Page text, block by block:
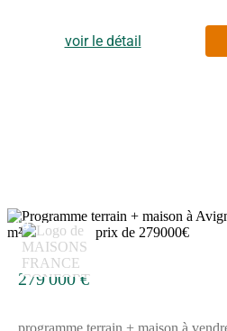
convoité, ce terrain idéalement situé
commerces. Il y a des
moins de 10 minutes à pied, deux
terrain, sur les démarches à suivre
Maisons France Confort Le Pontet
accompagner à toutes les étapes de
voir le détail
10
279 000 €
programme terrain + maison à